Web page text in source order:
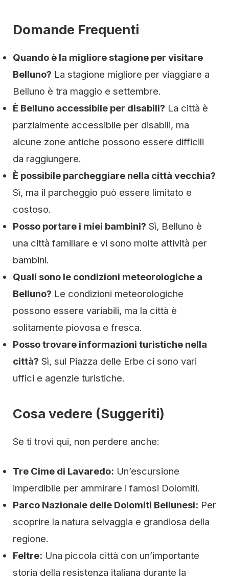
Domande Frequenti
Quando è la migliore stagione per visitare
Belluno? La stagione migliore per viaggiare a
Belluno è tra maggio e settembre.
È Belluno accessibile per disabili? La città è
parzialmente accessibile per disabili, ma
alcune zone antiche possono essere difficili
da raggiungere.
È possibile parcheggiare nella città vecchia?
Sì, ma il parcheggio può essere limitato e
costoso.
Posso portare i miei bambini? Sì, Belluno è
una città familiare e vi sono molte attività per
bambini.
Quali sono le condizioni meteorologiche a
Belluno? Le condizioni meteorologiche
possono essere variabili, ma la città è
solitamente piovosa e fresca.
Posso trovare informazioni turistiche nella
città? Sì, sul Piazza delle Erbe ci sono vari
uffici e agenzie turistiche.
Cosa vedere (Suggeriti)
Se ti trovi qui, non perdere anche:
Tre Cime di Lavaredo: Un’escursione
imperdibile per ammirare i famosi Dolomiti.
Parco Nazionale delle Dolomiti Bellunesi: Per
scoprire la natura selvaggia e grandiosa della
regione.
Feltre: Una piccola città con un’importante
storia della resistenza italiana durante la